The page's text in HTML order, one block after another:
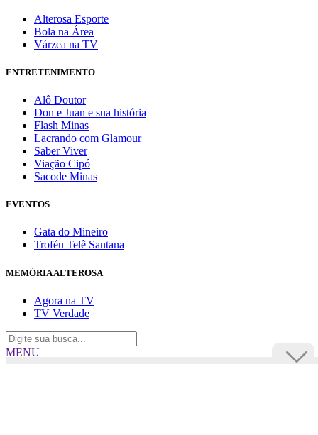
Alterosa Esporte
Bola na Área
Várzea na TV
ENTRETENIMENTO
Alô Doutor
Don e Juan e sua história
Flash Minas
Lacrando com Glamour
Saber Viver
Viação Cipó
Sacode Minas
EVENTOS
Gata do Mineiro
Troféu Telê Santana
MEMÓRIA ALTEROSA
Agora na TV
TV Verdade
MENU